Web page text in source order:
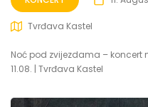
Tvrđava Kastel
Noć pod zvijezdama – koncert
11.08. | Tvrđava Kastel